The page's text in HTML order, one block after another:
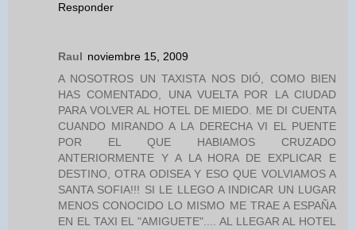
Responder
Raul noviembre 15, 2009
A NOSOTROS UN TAXISTA NOS DIÓ, COMO BIEN
HAS COMENTADO, UNA VUELTA POR LA CIUDAD
PARA VOLVER AL HOTEL DE MIEDO. ME DI CUENTA
CUANDO MIRANDO A LA DERECHA VI EL PUENTE
POR EL QUE HABIAMOS CRUZADO
ANTERIORMENTE Y A LA HORA DE EXPLICAR E
DESTINO, OTRA ODISEA Y ESO QUE VOLVIAMOS A
SANTA SOFIA!!! SI LE LLEGO A INDICAR UN LUGAR
MENOS CONOCIDO LO MISMO ME TRAE A ESPAÑA
EN EL TAXI EL "AMIGUETE".... AL LLEGAR AL HOTEL